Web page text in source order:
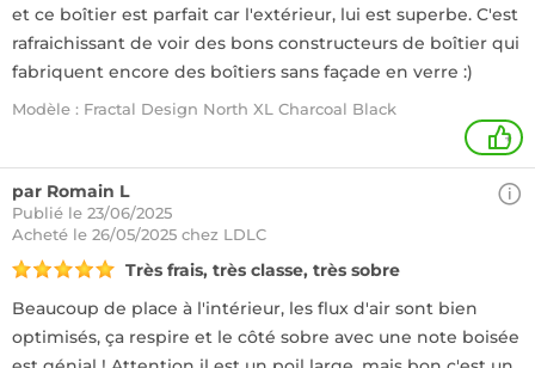
et ce boîtier est parfait car l'extérieur, lui est superbe. C'est
rafraichissant de voir des bons constructeurs de boîtier qui
fabriquent encore des boîtiers sans façade en verre :)
Modèle : Fractal Design North XL Charcoal Black
+
par Romain L
Publié le 23/06/2025
Acheté le 26/05/2025 chez LDLC
Très frais, très classe, très sobre
Beaucoup de place à l'intérieur, les flux d'air sont bien
optimisés, ça respire et le côté sobre avec une note boisée